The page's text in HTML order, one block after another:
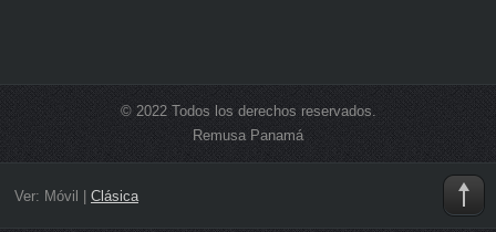
© 2022 Todos los derechos reservados.
Remusa Panamá
Ver: Móvil Clásica